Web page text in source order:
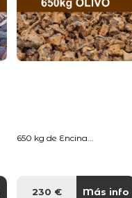
650 kg de Encina...
230 € Más info